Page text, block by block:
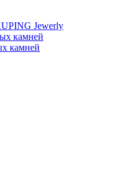
Jewerly
камней
камней